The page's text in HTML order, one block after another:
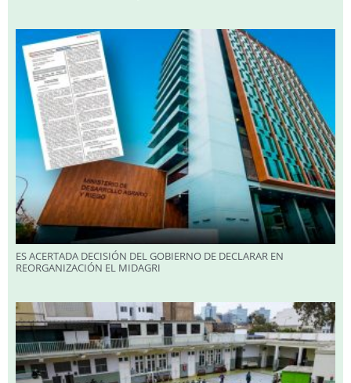
ES ACERTADA DECISIÓN DEL GOBIERNO DE DECLARAR EN
REORGANIZACIÓN EL MIDAGRI